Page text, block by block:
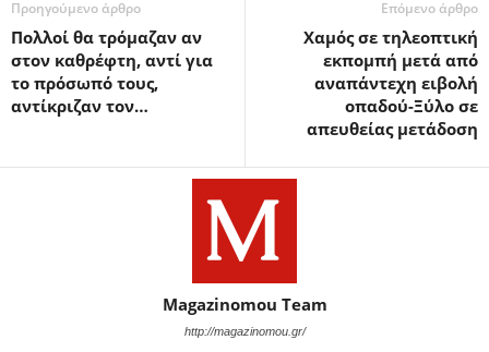
Προηγούμενο άρθρο
Πολλοί θα τρόμαζαν αν
στον καθρέφτη, αντί για
το πρόσωπό τους,
αντίκριζαν τον…
Επόμενο άρθρο
Χαμός σε τηλεοπτική
εκπομπή μετά από
αναπάντεχη ειβολή
οπαδού-Ξύλο σε
απευθείας μετάδοση
Magazinomou Team
http://magazinomou.gr/